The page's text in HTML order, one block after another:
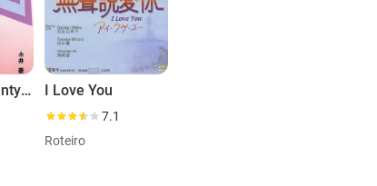
Legendary Panty Mask I Love You
7.1
Roteiro